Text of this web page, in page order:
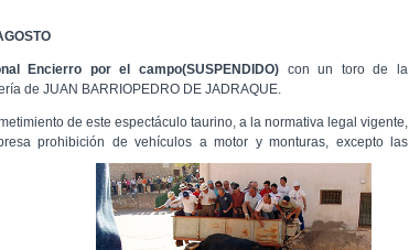
Encierro por el campo(SUSPENDIDO) con un toro de la
de JUAN BARRIOPEDRO DE JADRAQUE.
de este espectáculo taurino, a la normativa legal vigente,
prohibición de vehículos a motor y monturas, excepto las